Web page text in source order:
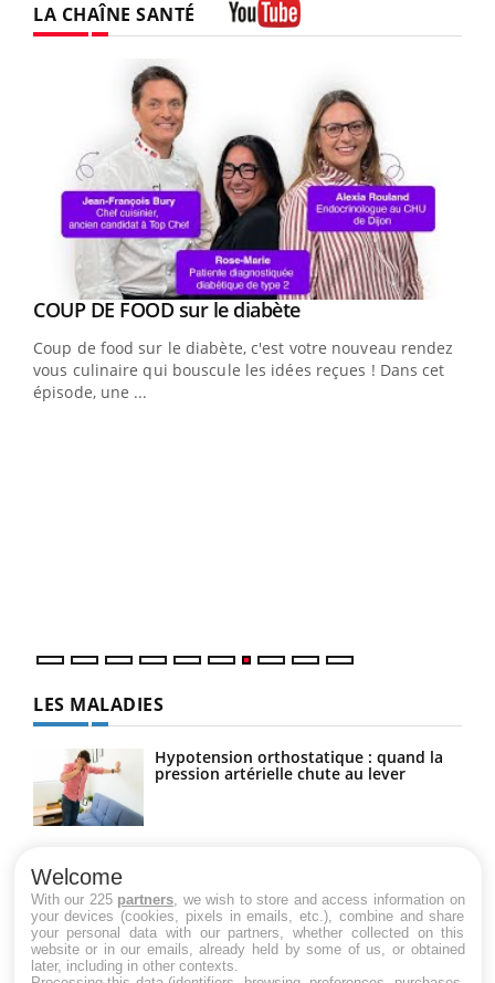
LA CHAÎNE SANTÉ
Youtube
COUP DE FOOD sur le diabèteYoutube
Coup de food sur le diabète, c'est votre nouveau rendez-
vous culinaire qui bouscule les idées reçues ! Dans cet
épisode, une ...
LES MALADIES
Hypotension orthostatique : quand la
pression artérielle chute au lever
Maladie de Charcot (Sclérose latérale
amyotrophique)
Welcome
With our 225 partners , we wish to store and access information on
your devices (cookies, pixels in emails, etc.), combine and share
your personal data with our partners, whether collected on this
website or in our emails, already held by some of us, or obtained
later, including in other contexts.